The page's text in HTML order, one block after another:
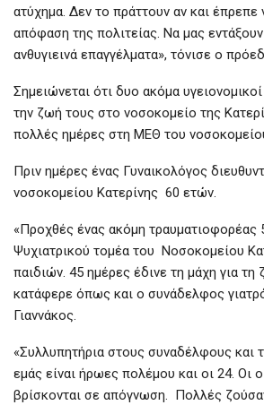
ατύχημα. Δεν το πράττουν αν και έπρεπε
απόφαση της πολιτείας. Να μας
ανθυγιεινά επαγγέλματα», τόνισε ο
Σημειώνεται ότι δυο ακόμα
την ζωή τους στο νοσοκομείο της
πολλές ημέρες στη ΜΕΘ του
Πριν ημέρες ένας Γυναικολόγος
νοσοκομείου Κατερίνης 60 ετών.
«Προχθές ένας ακόμη τραυματιοφορέας
Ψυχιατρικού τομέα του Νοσοκομείου
παιδιών. 45 ημέρες έδινε τη μάχη για
κατάφερε όπως και ο συνάδελφος
Γιαννάκος.
«Συλλυπητήρια στους συναδέλφους και
εμάς είναι ήρωες πολέμου και οι 24. Οι
βρίσκονται σε απόγνωση. Πολλές